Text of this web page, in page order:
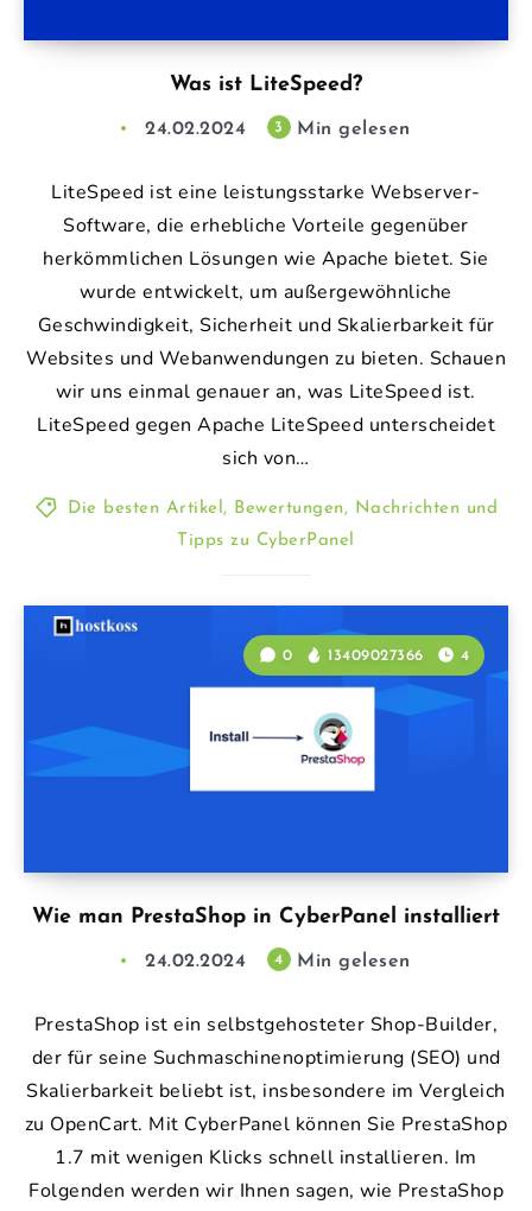
Was ist LiteSpeed?
24.02.2024 3 Min gelesen
LiteSpeed ist eine leistungsstarke Webserver-
Software, die erhebliche Vorteile gegenüber
herkömmlichen Lösungen wie Apache bietet. Sie
wurde entwickelt, um außergewöhnliche
Geschwindigkeit, Sicherheit und Skalierbarkeit für
Websites und Webanwendungen zu bieten. Schauen
wir uns einmal genauer an, was LiteSpeed ist.
LiteSpeed gegen Apache LiteSpeed unterscheidet
sich von…
Die besten Artikel, Bewertungen, Nachrichten und
Tipps zu CyberPanel
Wie man PrestaShop in CyberPanel installiert
0 13409027366 4
24.02.2024 4 Min gelesen
PrestaShop ist ein selbstgehosteter Shop-Builder,
der für seine Suchmaschinenoptimierung (SEO) und
Skalierbarkeit beliebt ist, insbesondere im Vergleich
zu OpenCart. Mit CyberPanel können Sie PrestaShop
1.7 mit wenigen Klicks schnell installieren. Im
Folgenden werden wir Ihnen sagen, wie PrestaShop